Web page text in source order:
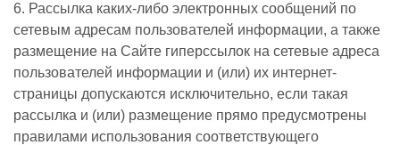
6. Рассылка каких-либо электронных сообщений по
сетевым адресам пользователей информации, а также
размещение на Сайте гиперссылок на сетевые адреса
пользователей информации и (или) их интернет-
страницы допускаются исключительно, если такая
рассылка и (или) размещение прямо предусмотрены
правилами использования соответствующего